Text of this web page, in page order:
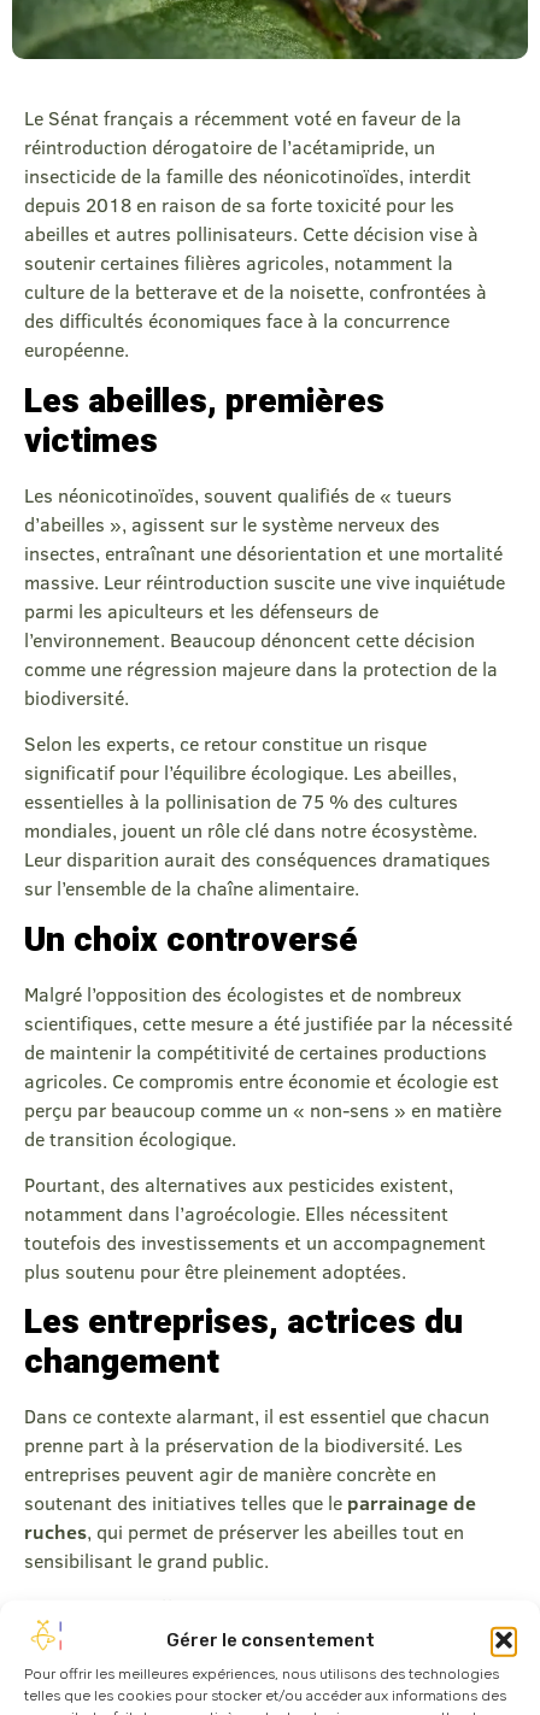
Gérer le consentement
Pour offrir les meilleures expériences, nous utilisons des technologies
telles que les cookies pour stocker et/ou accéder aux informations des
Le Sénat français a récemment voté en faveur de la
réintroduction dérogatoire de l’acétamipride, un
insecticide de la famille des néonicotinoïdes, interdit
depuis 2018 en raison de sa forte toxicité pour les
abeilles et autres pollinisateurs. Cette décision vise à
soutenir certaines filières agricoles, notamment la
culture de la betterave et de la noisette, confrontées à
des difficultés économiques face à la concurrence
européenne.
Les abeilles, premières
victimes
Les néonicotinoïdes, souvent qualifiés de « tueurs
d’abeilles », agissent sur le système nerveux des
insectes, entraînant une désorientation et une mortalité
massive. Leur réintroduction suscite une vive inquiétude
parmi les apiculteurs et les défenseurs de
l’environnement. Beaucoup dénoncent cette décision
comme une régression majeure dans la protection de la
biodiversité.
Selon les experts, ce retour constitue un risque
significatif pour l’équilibre écologique. Les abeilles,
essentielles à la pollinisation de 75 % des cultures
mondiales, jouent un rôle clé dans notre écosystème.
Leur disparition aurait des conséquences dramatiques
sur l’ensemble de la chaîne alimentaire.
Un choix controversé
Malgré l’opposition des écologistes et de nombreux
scientifiques, cette mesure a été justifiée par la nécessité
de maintenir la compétitivité de certaines productions
agricoles. Ce compromis entre économie et écologie est
perçu par beaucoup comme un « non-sens » en matière
de transition écologique.
Pourtant, des alternatives aux pesticides existent,
notamment dans l’agroécologie. Elles nécessitent
toutefois des investissements et un accompagnement
plus soutenu pour être pleinement adoptées.
Les entreprises, actrices du
changement
Dans ce contexte alarmant, il est essentiel que chacun
prenne part à la préservation de la biodiversité. Les
entreprises peuvent agir de manière concrète en
soutenant des initiatives telles que le parrainage de
ruches, qui permet de préserver les abeilles tout en
sensibilisant le grand public.
une démarche RSE valorisante, en soutenant les
apiculteurs locaux et en favorisant la production de miel
artisanal. Chaque action, même à petite échelle, peut